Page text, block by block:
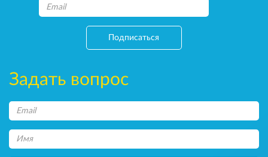
Подписаться
Задать вопрос